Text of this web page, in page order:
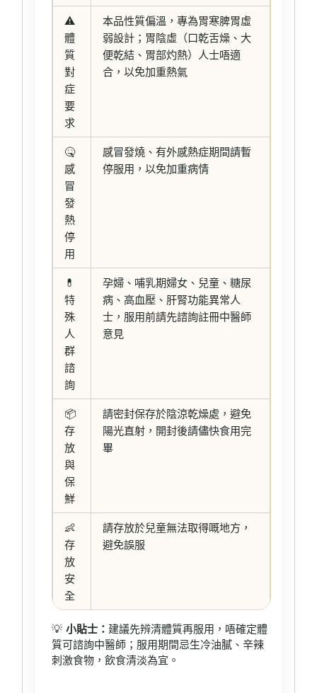
⚠️
體
質
對
症
要
求
本品性質偏溫，專為胃寒脾胃虛
弱設計；胃陰虛（口乾舌燥、大
便乾結、胃部灼熱）人士唔適
合，以免加重熱氣
🤒
感
冒
發
熱
停
用
感冒發燒、有外感熱症期間請暫
停服用，以免加重病情
💊
特
殊
人
群
諮
詢
孕婦、哺乳期婦女、兒童、糖尿
病、高血壓、肝腎功能異常人
士，服用前請先諮詢註冊中醫師
意見
📦
存
放
與
保
鮮
請密封保存於陰涼乾燥處，避免
陽光直射，開封後請儘快食用完
畢
👶
存
放
安
全
請存放於兒童無法取得嘅地方，
避免誤服
💡 小貼士： 建議先辨清體質再服用，唔確定體
質可諮詢中醫師；服用期間忌生冷油膩、辛辣
刺激食物，飲食清淡為宜。